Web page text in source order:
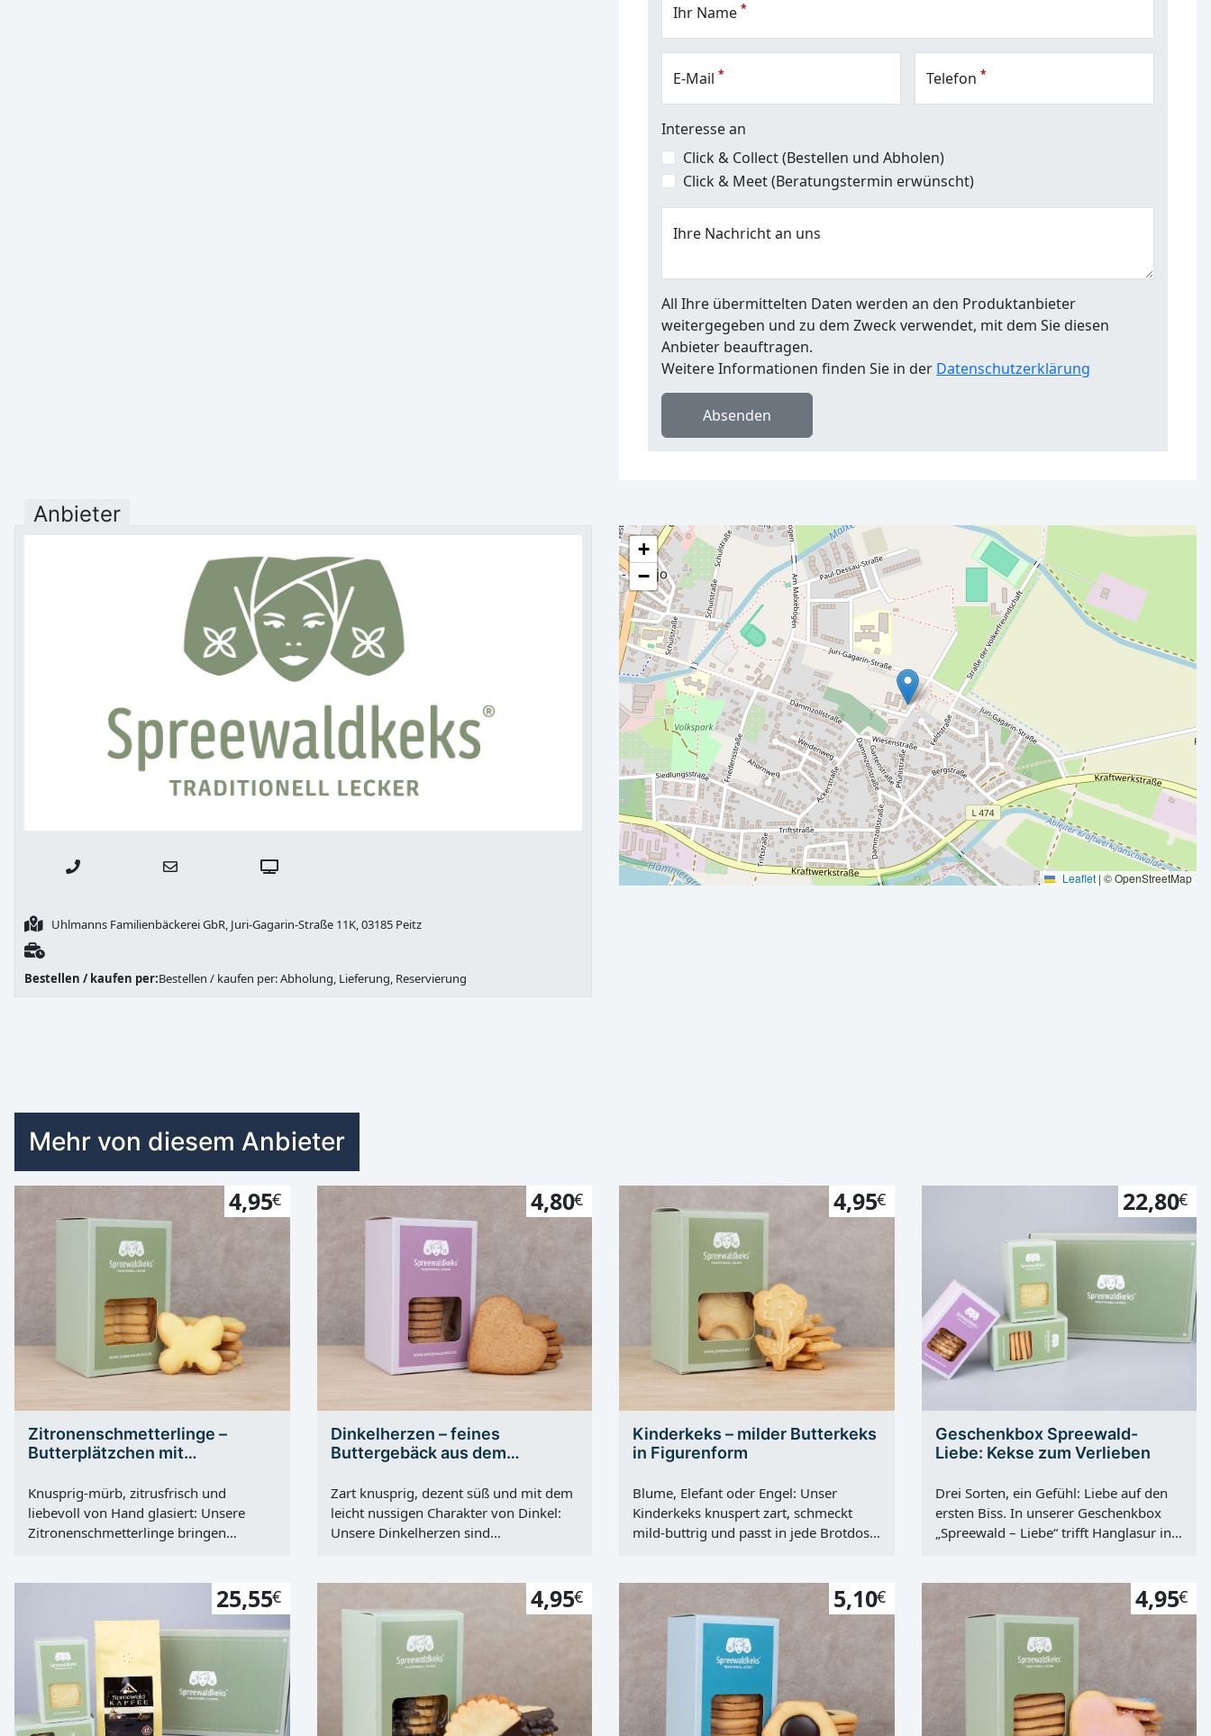
Ihr Name *
E-Mail * Telefon *
Interesse an
Click & Collect (Bestellen und Abholen)
Click & Meet (Beratungstermin erwünscht)
Ihre Nachricht an uns
All Ihre übermittelten Daten werden an den Produktanbieter
weitergegeben und zu dem Zweck verwendet, mit dem Sie diesen
Anbieter beauftragen.
Weitere Informationen finden Sie in der Datenschutzerklärung
Absenden
Anbieter
Uhlmanns Familienbäckerei GbR, Juri-Gagarin-Straße 11K, 03185 Peitz
Bestellen / kaufen per:Bestellen / kaufen per: Abholung, Lieferung, Reservierung
+
−
Leaflet | © OpenStreetMap
Mehr von diesem Anbieter
4,95€
Zitronenschmetterlinge –
Butterplätzchen mit
Knusprig-mürb, zitrusfrisch und
liebevoll von Hand glasiert: Unsere
Zitronenschmetterlinge bringen
für die Keksdose. Jetzt probieren und
genießen. Ein Hauch von Sommer
steckt in jedem Bissen: Die
Zitronenschmetterlinge aus unserer
Spreewald-Manufaktur verbinden
knusprig-mürbes Buttergebäck mit
einer dünnen, handgezogenen
Zitronenglasur. Außen sanft knackig,
4,80€
Dinkelherzen – feines
Buttergebäck aus dem
Zart knusprig, dezent süß und mit dem
leicht nussigen Charakter von Dinkel:
Unsere Dinkelherzen sind
dem aus einer Tasse Kaffee ein kleiner
Genuss wird. Unser Buttergebäck in
Herzform ist eine Liebeserklärung an
gutes Handwerk. Für die Dinkelherzen
verwenden wir hochwertiges
Dinkelmehl und echte Butter. Das
Ergebnis: ein zarter Biss mit feinem
Crunch an den Rändern, eine
4,95€
Kinderkeks – milder Butterkeks
in Figurenform
Blume, Elefant oder Engel: Unser
Kinderkeks knuspert zart, schmeckt
mild-buttrig und passt in jede Brotdose.
sehen zuerst die Form, Gaumen spüren
die Feinheit: Der Kinderkeks von
Spreewald Kekse vereint kindgerechte
Keksfiguren wie Blume, Elefant und
Engel mit einem angenehm milden
Buttergeschmack. Die 5–6 mm dünne
Teigstärke sorgt für einen zarten
Knusser, der im Mund sanft zerbricht –
22,80€
Geschenkbox Spreewald-
Liebe: Kekse zum Verlieben
Drei Sorten, ein Gefühl: Liebe auf den
ersten Biss. In unserer Geschenkbox
„Spreewald – Liebe“ trifft Hanglasur in
einem stabilen, edlen Geschenkkarton
mit Herzdesign. Was drin steckt: unsere
hanglasierten Zuckerherzen in Rosa mit
feinem Crunch, ikonische
Spreewaldkekse mit klarer Prägung
und ausgewogenem Butteraroma
sowie knusprige Plätzchen mit nussiger
Note. Jede Sorte wird in kleinen
25,55€ 4,95€ 5,10€ 4,95€